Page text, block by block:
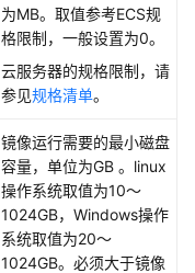
为MB。取值参考ECS规
格限制，一般设置为0。
云服务器的规格限制，请
参见规格清单。
镜像运行需要的最小磁盘
容量，单位为GB 。linux
操作系统取值为10～
1024GB，Windows操作
系统取值为20～
1024GB。必须大于镜像